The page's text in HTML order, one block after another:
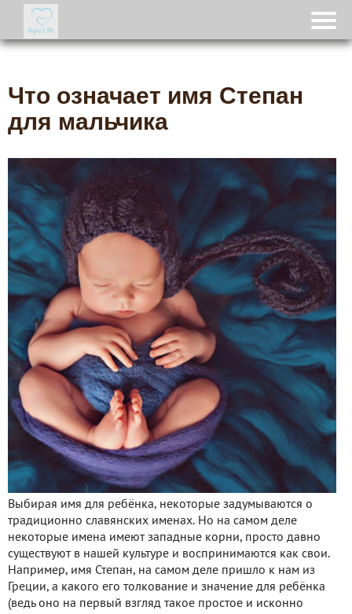
Что означает имя Степан
для мальчика
Выбирая имя для ребёнка, некоторые задумываются о
традиционно славянских именах. Но на самом деле
некоторые имена имеют западные корни, просто давно
существуют в нашей культуре и воспринимаются как свои.
Например, имя Степан, на самом деле пришло к нам из
Греции, а какого его толкование и значение для ребёнка
(ведь оно на первый взгляд такое простое и исконно